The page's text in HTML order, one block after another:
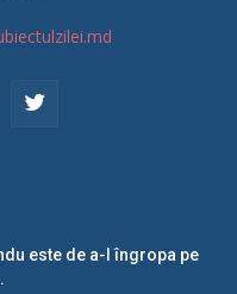
este de a-l îngropa pe